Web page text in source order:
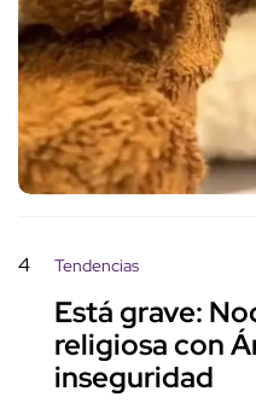
4 Tendencias
Está grave:
religiosa con
inseguridad